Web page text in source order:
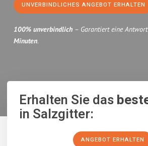
UNVERBINDLICHES ANGEBOT ERHALTEN
100% unverbindlich – Garantiert eine Antwort
Minuten.
Erhalten Sie das
in Salzgitter:
ANGEBOT ERHALTEN